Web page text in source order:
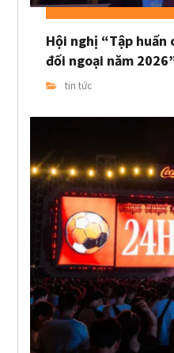
Hội nghị “Tập
đối ngoại năm
tin tức